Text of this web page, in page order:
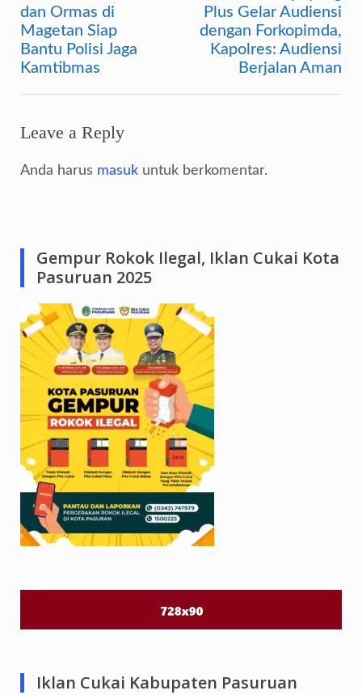
Navigasi
pos
dan Ormas di
Magetan Siap
Bantu Polisi Jaga
Kamtibmas
Plus Gelar Audiensi
dengan Forkopimda,
Kapolres: Audiensi
Berjalan Aman
Leave a Reply
Anda harus masuk untuk berkomentar.
Gempur Rokok Ilegal, Iklan Cukai Kota
Pasuruan 2025
Iklan Cukai Kabupaten Pasuruan